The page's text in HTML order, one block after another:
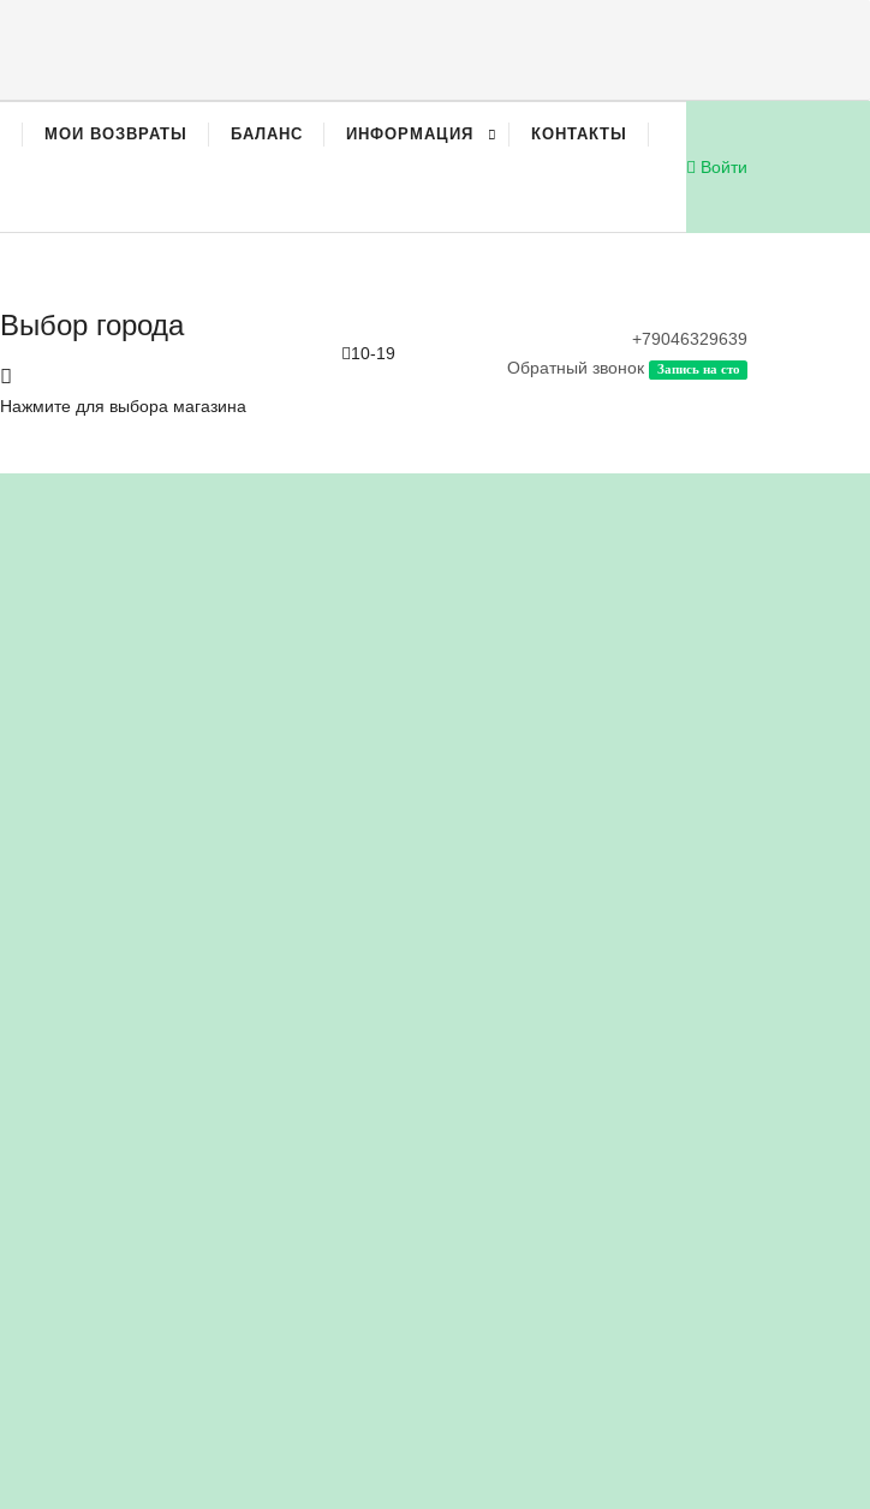
МОИ ВОЗВРАТЫ БАЛАНС ИНФОРМАЦИЯ КОНТАКТЫ
Войти
Выбор города
Нажмите для выбора магазина
10-19
+79046329639
Обратный звонок
Запись на сто